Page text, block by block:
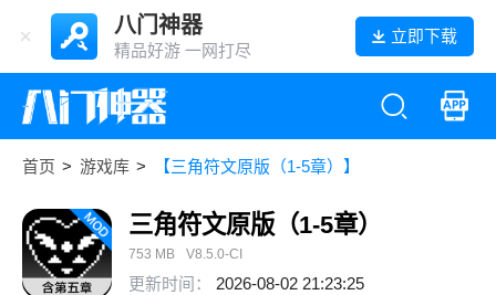
八门神器
精品好游 一网打尽
立即下载
首页 > 游戏库 > 【三角符文原版（1-5章）】
三角符文原版（1-5章）
753 MB V8.5.0-CI
更新时间： 2026-08-02 21:23:25